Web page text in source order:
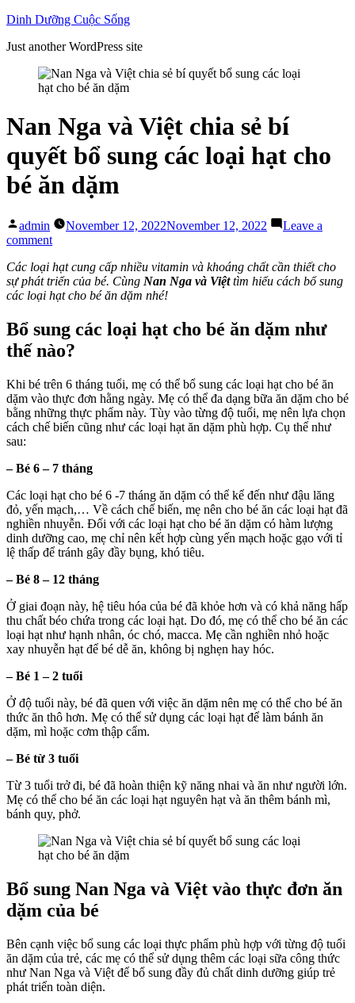
Skip
content
Dinh Dưỡng Cuộc Sống
Just another WordPress site
Nan Nga và Việt chia sẻ bí
quyết bổ sung các loại hạt cho
bé ăn dặm
Posted
by
admin November 12, 2022November 12, 2022
Leave a
commenton
Nga
và
Việt
sẻ
bí
quyết
sung
các
loại
hạt
ăn
Các loại hạt cung cấp nhiều vitamin và khoáng chất cần thiết cho
sự phát triển của bé. Cùng Nan Nga và Việttìm hiểu cách bổ sung
các loại hạt cho bé ăn dặm nhé!
Bổ sung các loại hạt cho bé ăn dặm như
thế nào?
Khi bé trên 6 tháng tuổi, mẹ có thể bổ sung các loại hạt cho bé ăn
dặm vào thực đơn hằng ngày. Mẹ có thể đa dạng bữa ăn dặm cho bé
bằng những thực phẩm này. Tùy vào từng độ tuổi, mẹ nên lựa chọn
cách chế biến cũng như các loại hạt ăn dặm phù hợp. Cụ thể như
sau:
– Bé 6 – 7 tháng
Các loại hạt cho bé 6 -7 tháng ăn dặm có thể kể đến như đậu lăng
đỏ, yến mạch,… Về cách chế biến, mẹ nên cho bé ăn các loại hạt đã
nghiền nhuyễn. Đối với các loại hạt cho bé ăn dặm có hàm lượng
dinh dưỡng cao, mẹ chỉ nên kết hợp cùng yến mạch hoặc gạo với tỉ
lệ thấp để tránh gây đầy bụng, khó tiêu.
– Bé 8 – 12 tháng
Ở giai đoạn này, hệ tiêu hóa của bé đã khỏe hơn và có khả năng hấp
thu chất béo chứa trong các loại hạt. Do đó, mẹ có thể cho bé ăn các
loại hạt như hạnh nhân, óc chó, macca. Mẹ cần nghiền nhỏ hoặc
xay nhuyễn hạt để bé dễ ăn, không bị nghẹn hay hóc.
– Bé 1 – 2 tuổi
Ở độ tuổi này, bé đã quen với việc ăn dặm nên mẹ có thể cho bé ăn
thức ăn thô hơn. Mẹ có thể sử dụng các loại hạt để làm bánh ăn
dặm, mì hoặc cơm thập cẩm.
– Bé từ 3 tuổi
Từ 3 tuổi trở đi, bé đã hoàn thiện kỹ năng nhai và ăn như người lớn.
Mẹ có thể cho bé ăn các loại hạt nguyên hạt và ăn thêm bánh mì,
bánh quy, phở.
Bổ sung Nan Nga và Việt vào thực đơn ăn
dặm của bé
Bên cạnh việc bổ sung các loại thực phẩm phù hợp với từng độ tuổi
ăn dặm của trẻ, các mẹ có thể sử dụng thêm các loại sữa công thức
như Nan Nga và Việt để bổ sung đầy đủ chất dinh dưỡng giúp trẻ
phát triển toàn diện.